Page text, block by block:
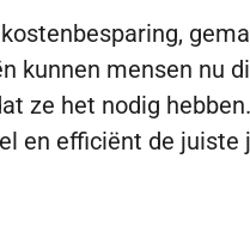
kunnen mensen nu
ze het nodig
en efficiënt de juiste